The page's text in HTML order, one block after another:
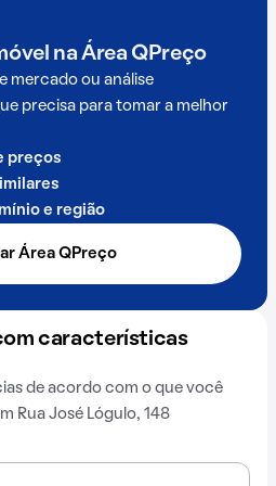
na Área QPreço
mercado ou análise
precisa para tomar a melhor
preços
e região
Área QPreço
características
de acordo com o que você
Rua José Lógulo, 148